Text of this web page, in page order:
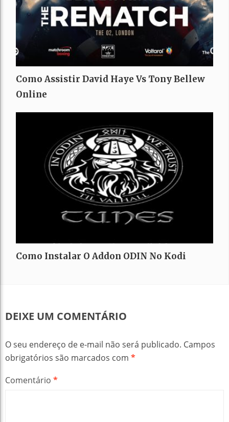
Como Assistir David Haye Vs Tony Bellew
Online
Como Instalar O Addon ODIN No Kodi
DEIXE UM COMENTÁRIO
O seu endereço de e-mail não será publicado. Campos
obrigatórios são marcados com *
Comentário *